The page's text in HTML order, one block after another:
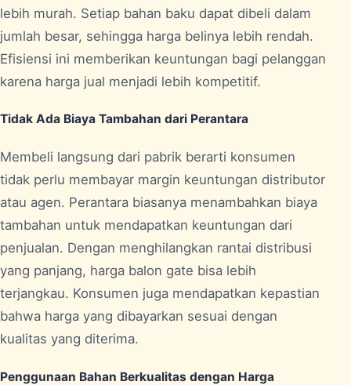
lebih murah. Setiap bahan baku dapat dibeli dalam
jumlah besar, sehingga harga belinya lebih rendah.
Efisiensi ini memberikan keuntungan bagi pelanggan
karena harga jual menjadi lebih kompetitif.
Tidak Ada Biaya Tambahan dari Perantara
Membeli langsung dari pabrik berarti konsumen
tidak perlu membayar margin keuntungan distributor
atau agen. Perantara biasanya menambahkan biaya
tambahan untuk mendapatkan keuntungan dari
penjualan. Dengan menghilangkan rantai distribusi
yang panjang, harga balon gate bisa lebih
terjangkau. Konsumen juga mendapatkan kepastian
bahwa harga yang dibayarkan sesuai dengan
kualitas yang diterima.
Penggunaan Bahan Berkualitas dengan Harga